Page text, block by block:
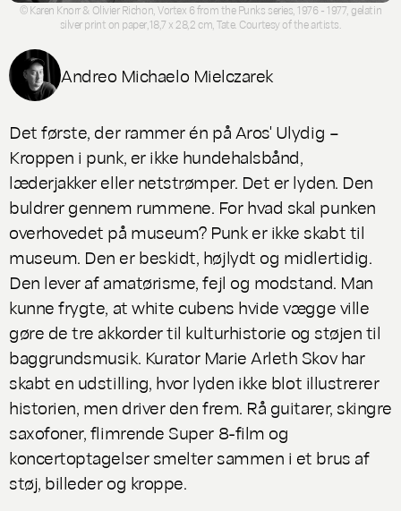
© Karen Knorr & Olivier Richon, Vortex 6 from the Punks series, 1976 - 1977, gelatin
silver print on paper,18,7 x 28,2 cm, Tate. Courtesy of the artists.
Andreo Michaelo Mielczarek
Det første, der rammer én på Aros' Ulydig –
Kroppen i punk, er ikke hundehalsbånd,
læderjakker eller netstrømper. Det er lyden. Den
buldrer gennem rummene. For hvad skal punken
overhovedet på museum? Punk er ikke skabt til
museum. Den er beskidt, højlydt og midlertidig.
Den lever af amatørisme, fejl og modstand. Man
kunne frygte, at white cubens hvide vægge ville
gøre de tre akkorder til kulturhistorie og støjen til
baggrundsmusik. Kurator Marie Arleth Skov har
skabt en udstilling, hvor lyden ikke blot illustrerer
historien, men driver den frem. Rå guitarer, skingre
saxofoner, flimrende Super 8-film og
koncertoptagelser smelter sammen i et brus af
støj, billeder og kroppe.